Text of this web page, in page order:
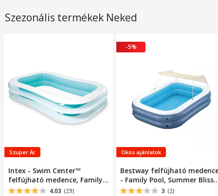
Szezonális termékek Neked
Szuper Ár
Intex - Swim Center™
felfújható medence, Family
pool, 262 x 175 x 56 cm
4.03 (29)
-5%
Okos ajánlatok
Bestway felfújható
- Family Pool, Summer Bliss,
254 x 178 x 140 cm
3 (2)